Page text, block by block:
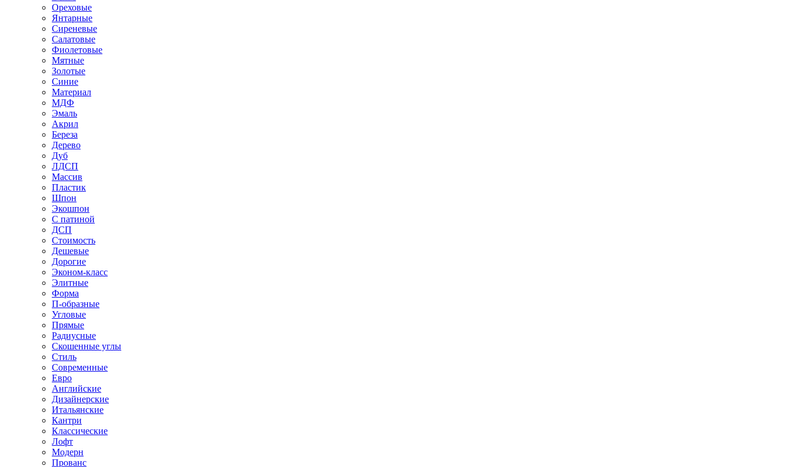
Ореховые
Янтарные
Сиреневые
Салатовые
Фиолетовые
Мятные
Золотые
Синие
Материал
МДФ
Эмаль
Акрил
Береза
Дерево
Дуб
ЛДСП
Массив
Пластик
Шпон
Экошпон
С патиной
ДСП
Стоимость
Дешевые
Дорогие
Эконом-класс
Элитные
Форма
П-образные
Угловые
Прямые
Радиусные
Скошенные углы
Стиль
Современные
Евро
Английские
Дизайнерские
Итальянские
Кантри
Классические
Лофт
Модерн
Прованс